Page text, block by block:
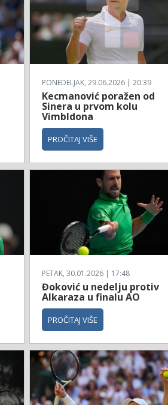
PONEDELJAK, 29.06.2026 | 20:39
Kecmanović poražen od
Sinera u prvom kolu
Vimbldona
PROČITAJ VIŠE
PETAK, 30.01.2026 | 17:48
Đoković u nedelju protiv
Alkaraza u finalu AO
PROČITAJ VIŠE